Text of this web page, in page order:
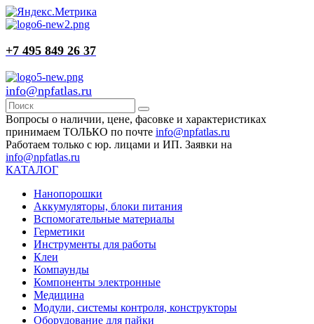
+7 495 849 26 37
info@npfatlas.ru
Вопросы о наличии, цене, фасовке и характеристиках
принимаем ТОЛЬКО по почте info@npfatlas.ru
Работаем только с юр. лицами и ИП. Заявки на
info@npfatlas.ru
КАТАЛОГ
Нанопорошки
Аккумуляторы, блоки питания
Вспомогательные материалы
Герметики
Инструменты для работы
Клеи
Компаунды
Компоненты электронные
Медицина
Модули, системы контроля, конструкторы
Оборудование для пайки